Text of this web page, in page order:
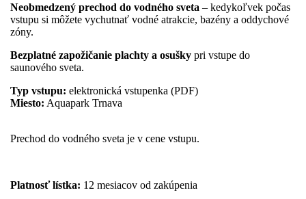
Neobmedzený prechod do vodného sveta – kedykoľvek počas
vstupu si môžete vychutnať vodné atrakcie, bazény a oddychové
zóny.
Bezplatné zapožičanie plachty a osušky pri vstupe do
saunového sveta.
Typ vstupu: elektronická vstupenka (PDF)
Miesto: Aquapark Trnava
Prechod do vodného sveta je v cene vstupu.
Platnosť lístka: 12 mesiacov od zakúpenia